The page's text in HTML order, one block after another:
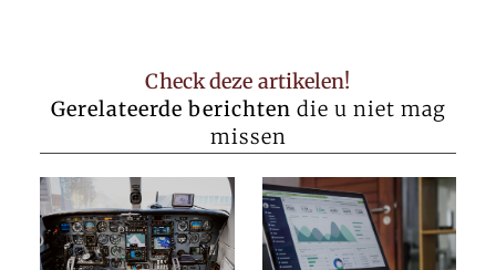
Check deze artikelen!
Gerelateerde berichten die u niet mag
missen